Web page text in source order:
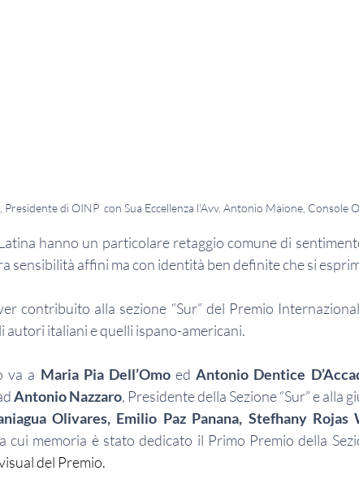
di OINP  con Sua Eccellenza l'Avv. Antonio Maione, Console
Latina hanno un particolare retaggio comune di
sensibilità affini ma con identità ben definite che si
contribuito alla sezione “Sur” del Premio
autori italiani e quelli ispano-americani.
va a Maria Pia Dell’Omo ed Antonio Dentice
Antonio Nazzaro, Presidente della Sezione “Sur” e alla
Olivares, Emilio Paz Panana, Stefhany Rojas
cui memoria è stato dedicato il Primo Premio della
del Premio.